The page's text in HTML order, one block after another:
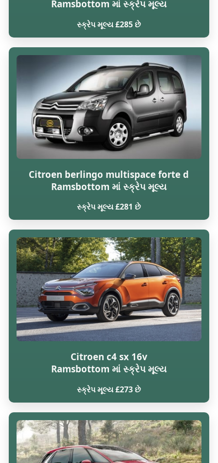
Ramsbottom માં સ્ક્રેપ મૂલ્ય
સ્ક્રેપ મૂલ્ય £285 છે
Citroen berlingo multispace forte d
Ramsbottom માં સ્ક્રેપ મૂલ્ય
સ્ક્રેપ મૂલ્ય £281 છે
Citroen c4 sx 16v
Ramsbottom માં સ્ક્રેપ મૂલ્ય
સ્ક્રેપ મૂલ્ય £273 છે